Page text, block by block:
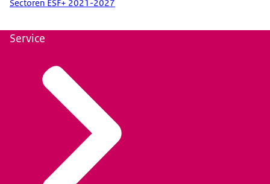
Sectoren ESF+ 2021-2027
Service